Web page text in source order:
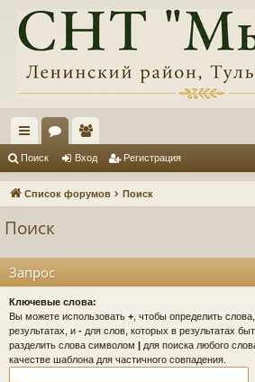
с
ы ум
ол
ьз
Поиск Вход Регистрация
Список форумов Поиск
Поиск
Запрос
Ключевые слова:
Вы можете использовать + , чтобы определить
результатах, и - для слов, которых в результатах
разделить слова символом | для поиска любого
качестве шаблона для частичного совпадения.